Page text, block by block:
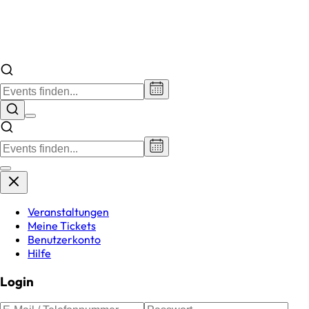
Veranstaltungen
Meine Tickets
Benutzerkonto
Hilfe
Login